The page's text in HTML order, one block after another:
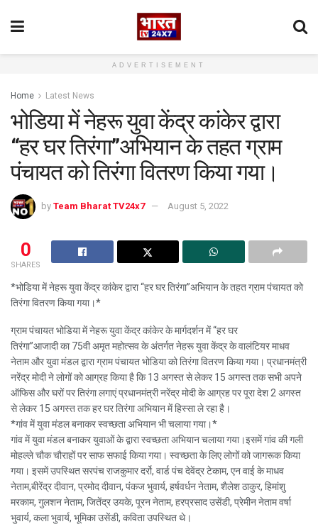
ADVERTISEMENT
Home Latest News
भोडिया में नेहरू युवा केंद्र कांकेर द्वारा
“हर घर तिरंगा”अभियान के तहत ग्राम
पंचायत को तिरंगा वितरण किया गया।
by Team Bharat TV24x7 August 5, 2022
0
SHARES
*भोडिया में नेहरू युवा केंद्र कांकेर द्वारा “हर घर तिरंगा”अभियान के तहत ग्राम पंचायत को
तिरंगा वितरण किया गया।*
ग्राम पंचायत भोडिया में नेहरू युवा केंद्र कांकेर के मार्गदर्शन में “हर घर
तिरंगा”आजादी का 75वी अमृत महोत्सव के अंतर्गत नेहरू युवा केंद्र के वालंटियर माधव
नेताम और युवा मंडल द्वारा ग्राम पंचायत भोडिया को तिरंगा वितरण किया गया। प्रधानमंत्री
नरेंद्र मोदी ने लोगों को आग्रह किया है कि 13 अगस्त से लेकर 15 अगस्त तक सभी अपने
ऑफिस और घरों पर तिरंगा लगाएं प्रधानमंत्री नरेंद्र मोदी के आग्रह पर पूरा देश 2 अगस्त
से लेकर 15 अगस्त तक हर घर तिरंगा अभियान में हिस्सा ले रहा है।
*गांव में युवा मंडल बनाकर स्वच्छता अभियान भी चलाया गया।*
गांव में युवा मंडल बनाकर युवाओं के द्वारा स्वच्छता अभियान चलाया गया।इसमें गांव की गली
मोहल्ले चौक चौराहों पर साफ सफाई किया गया। स्वच्छता के लिए लोगों को जागरूक किया
गया। इसमें उपस्थित सरपंच राजकुमार दर्रो, वार्ड पंच देवेंद्र टेकाम, एन वाई के माधव
नेताम,बीरेंद्र दीवान, प्रमोद दीवान, पंकज भुवार्य, हर्षवर्धन नेताम, शैलेश ठाकुर, हिमांशु
मरकाम, गुलशन नेताम, जितेंद्र उयके, पूरन नेताम, हरप्रसाद उसेंडी, प्रेमीन नेताम वर्षा
भुवार्य, कला भुवार्य, भूमिका उसेंडी, कविता उपस्थित थे।